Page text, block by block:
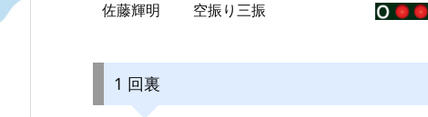
佐藤輝明 空振り三振
1 回裏